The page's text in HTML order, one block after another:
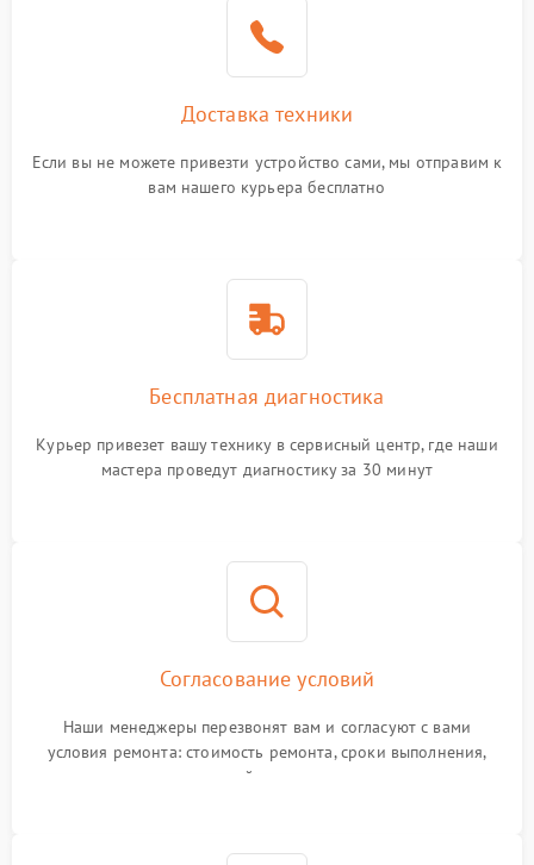
Доставка техники
Если вы не можете привезти устройство сами, мы отправим к
вам нашего курьера бесплатно
Бесплатная диагностика
Курьер привезет вашу технику в сервисный центр, где наши
мастера проведут диагностику за 30 минут
Согласование условий
Наши менеджеры перезвонят вам и согласуют с вами
условия ремонта: стоимость ремонта, сроки выполнения,
гарантийные условия